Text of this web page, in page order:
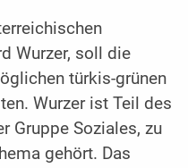
Wurzer, soll die
türkis-grünen
Wurzer ist Teil des
Gruppe Soziales, zu
gehört. Das